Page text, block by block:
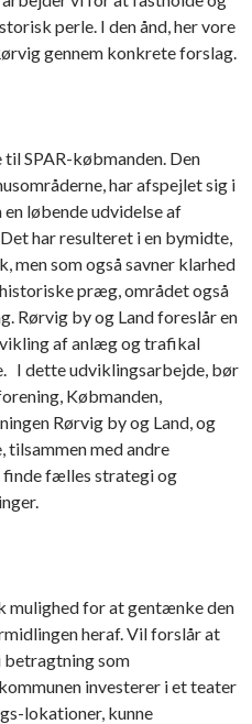
perle. I den ånd, her vore
gennem konkrete forslag.
SPAR-købmanden. Den
har afspejlet sig i
løbende udvidelse af
har resulteret i en bymidte,
men som også savner klarhed
præg, området også
Rørvig by og Land foreslår en
af anlæg og trafikal
I dette udviklingsarbejde, bør
Købmanden,
Rørvig by og Land, og
med andre
finde fælles strategi og
mulighed for at gentænke den
heraf. Vil forslår at
betragtning som
investerer i et teater
lokationer, kunne